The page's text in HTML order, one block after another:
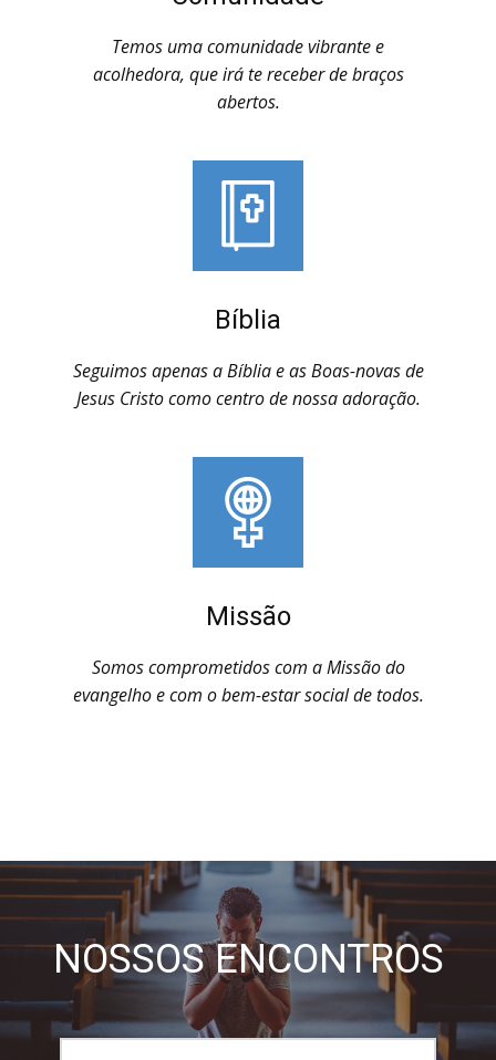
Temos uma comunidade vibrante e
acolhedora, que irá te receber de braços
abertos.
Bíblia
Seguimos apenas a Bíblia e as Boas-novas de
Jesus Cristo como centro de nossa adoração.
Missão
Somos comprometidos com a Missão do
evangelho e com o bem-estar social de todos.
NOSSOS ENCONTROS